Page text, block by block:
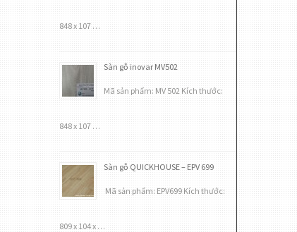
848 x 107 …
Sàn gỗ inovar MV502
Mã sản phẩm: MV 502 Kích thước:
848 x 107 …
Sàn gỗ QUICKHOUSE – EPV 699
Mã sản phẩm: EPV699 Kích thước:
809 x 104 x …